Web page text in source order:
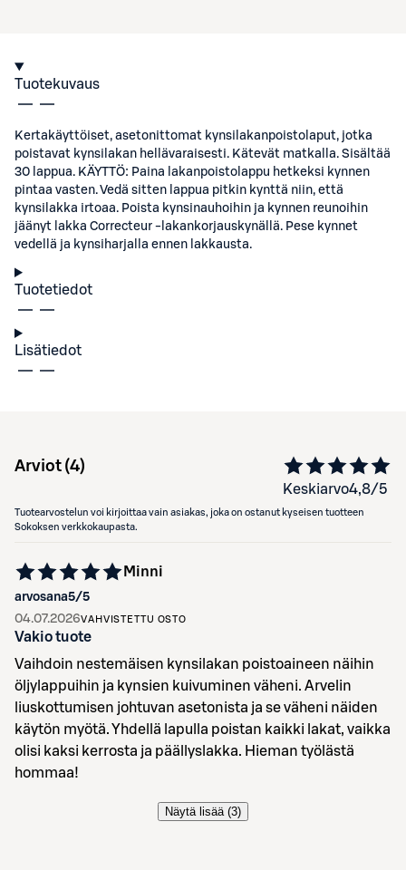
Tuotekuvaus
Kertakäyttöiset, asetonittomat kynsilakanpoistolaput, jotka
poistavat kynsilakan hellävaraisesti. Kätevät matkalla. Sisältää
30 lappua. KÄYTTÖ: Paina lakanpoistolappu hetkeksi kynnen
pintaa vasten. Vedä sitten lappua pitkin kynttä niin, että
kynsilakka irtoaa. Poista kynsinauhoihin ja kynnen reunoihin
jäänyt lakka Correcteur -lakankorjauskynällä. Pese kynnet
vedellä ja kynsiharjalla ennen lakkausta.
Tuotetiedot
Lisätiedot
Arviot (4)
Keskiarvo4,8/5
Tuotearvostelun voi kirjoittaa vain asiakas, joka on ostanut kyseisen tuotteen
Sokoksen verkkokaupasta.
arvosana5/5
Minni
04.07.2026VAHVISTETTU OSTO
Vakio tuote
Vaihdoin nestemäisen kynsilakan poistoaineen näihin
öljylappuihin ja kynsien kuivuminen väheni. Arvelin
liuskottumisen johtuvan asetonista ja se väheni näiden
käytön myötä. Yhdellä lapulla poistan kaikki lakat, vaikka
olisi kaksi kerrosta ja päällyslakka. Hieman työlästä
hommaa!
Näytä lisää (3)